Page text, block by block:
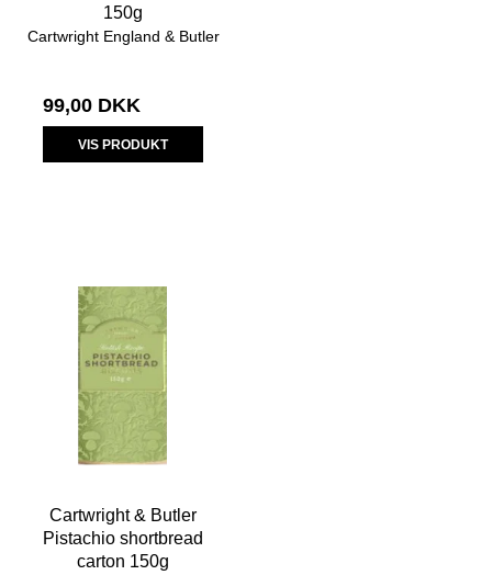
150g
Cartwright England & Butler
99,00 DKK
VIS PRODUKT
Cartwright & Butler
Pistachio shortbread
carton 150g